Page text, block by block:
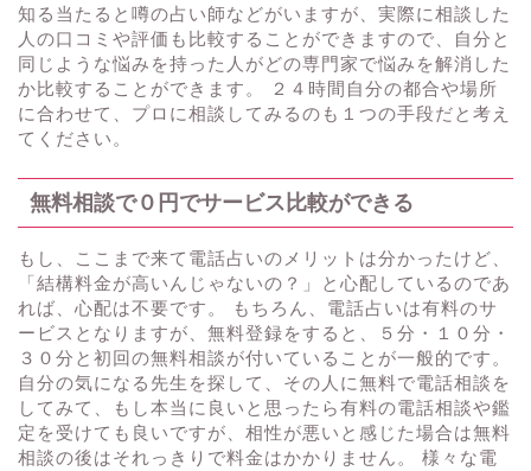
知る当たると噂の占い師などがいますが、実際に相談した
人の口コミや評価も比較することができますので、自分と
同じような悩みを持った人がどの専門家で悩みを解消した
か比較することができます。 ２４時間自分の都合や場所
に合わせて、プロに相談してみるのも１つの手段だと考え
てください。
無料相談で０円でサービス比較ができる
もし、ここまで来て電話占いのメリットは分かったけど、
「結構料金が高いんじゃないの？」と心配しているのであ
れば、心配は不要です。 もちろん、電話占いは有料のサ
ービスとなりますが、無料登録をすると、５分・１０分・
３０分と初回の無料相談が付いていることが一般的です。
自分の気になる先生を探して、その人に無料で電話相談を
してみて、もし本当に良いと思ったら有料の電話相談や鑑
定を受けても良いですが、相性が悪いと感じた場合は無料
相談の後はそれっきりで料金はかかりません。 様々な電